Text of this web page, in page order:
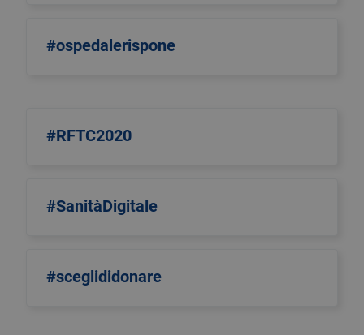
#ospedalerispone
#RFTC2020
#SanitàDigitale
#sceglididonare